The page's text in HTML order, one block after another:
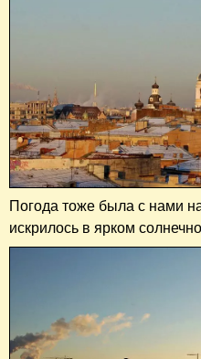
Погода тоже была с нами
искрилось в ярком